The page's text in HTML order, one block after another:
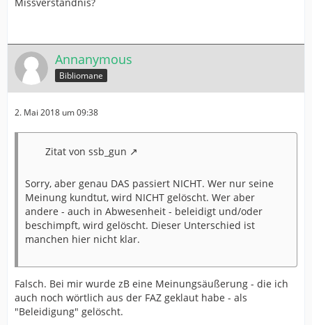
Annanymous
Bibliomane
2. Mai 2018 um 09:38
Zitat von ssb_gun
Sorry, aber genau DAS passiert NICHT. Wer nur seine
Meinung kundtut, wird NICHT gelöscht. Wer aber
andere - auch in Abwesenheit - beleidigt und/oder
beschimpft, wird gelöscht. Dieser Unterschied ist
manchen hier nicht klar.
Falsch. Bei mir wurde zB eine Meinungsäußerung - die ich
auch noch wörtlich aus der FAZ geklaut habe - als
"Beleidigung" gelöscht.